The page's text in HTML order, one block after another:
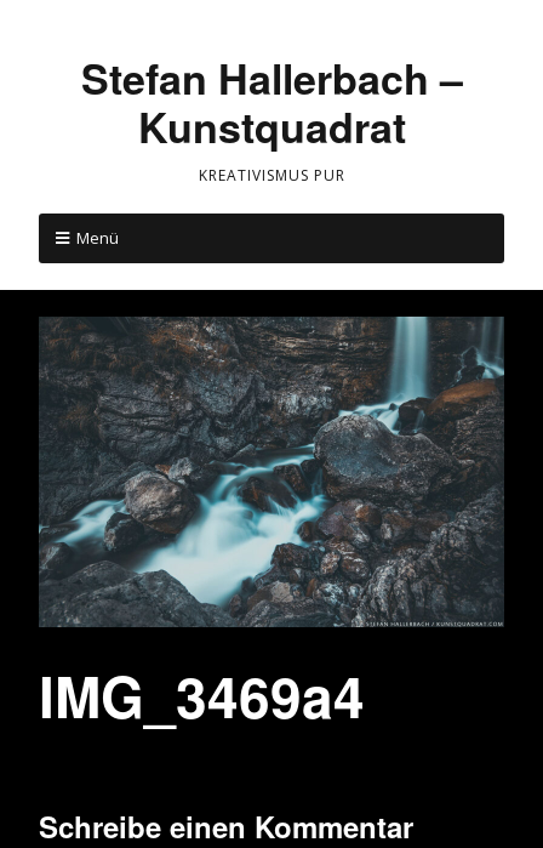
Stefan Hallerbach –
Kunstquadrat
KREATIVISMUS PUR
Menü
IMG_3469a4
Schreibe einen Kommentar